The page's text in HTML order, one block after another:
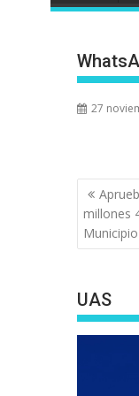
27
de
millones
UAS